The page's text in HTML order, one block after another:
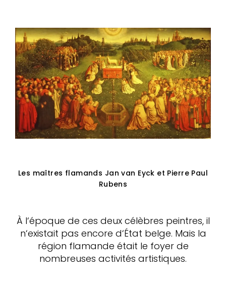
Les maîtres flamands Jan van Eyck et Pierre Paul
Rubens
À l‘époque de ces deux célèbres peintres, il
n‘existait pas encore d‘État belge. Mais la
région flamande était le foyer de
nombreuses activités artistiques.